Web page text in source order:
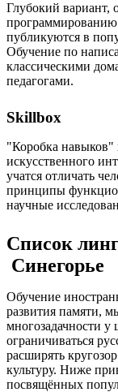
Глубокий вариант,
программированию
публикуются в
Обучение по
классическими
педагогами.
Skillbox
"Коробка навыков"
искусственного
учатся отличать
принципы
научные
Список
Синегорье
Обучение
развития памяти,
многозадачности у
ограничиваться
расширять
культуру. Ниже
посвящённых